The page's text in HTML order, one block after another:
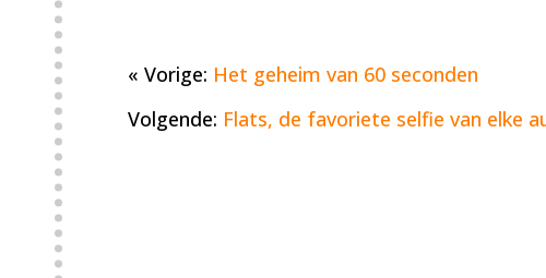
« Vorige: Het geheim van 60 seconden
Volgende: Flats, de favoriete selfie van elke